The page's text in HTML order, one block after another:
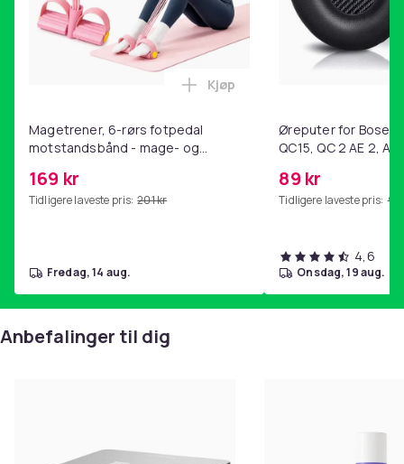
Magetrener, 6-rørs fotpedal
motstandsbånd - mage- og
hjemmegymnastikk Pink
169 kr
Tidligere laveste pris: 201 kr
Legg Magetrener, 6-rørs
Kjøp
fredag, 14 aug.
Øreputer for Bose
QC15, QC 2 AE 2, AE
89 kr
Tidligere laveste pris: 99
4,6
onsdag, 19 aug.
Anbefalinger til dig